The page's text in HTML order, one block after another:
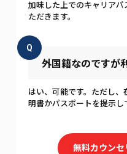
加味した上でのキャリア
ただきます。
Q
外国籍なのですが
はい、可能です。ただし
明書かパスポートを提示し
無料カウンセ